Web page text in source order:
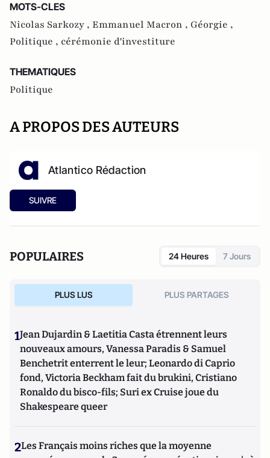
MOTS-CLES
Nicolas Sarkozy , Emmanuel Macron , Géorgie ,
Politique , cérémonie d'investiture
THEMATIQUES
Politique
A PROPOS DES AUTEURS
Atlantico Rédaction
SUIVRE
POPULAIRES 24 Heures 7 Jours
PLUS LUS PLUS PARTAGES
1Jean Dujardin & Laetitia Casta étrennent leurs
nouveaux amours, Vanessa Paradis & Samuel
Benchetrit enterrent le leur; Leonardo di Caprio
fond, Victoria Beckham fait du brukini, Cristiano
Ronaldo du bisco-fils; Suri ex Cruise joue du
Shakespeare queer
2Les Français moins riches que la moyenne